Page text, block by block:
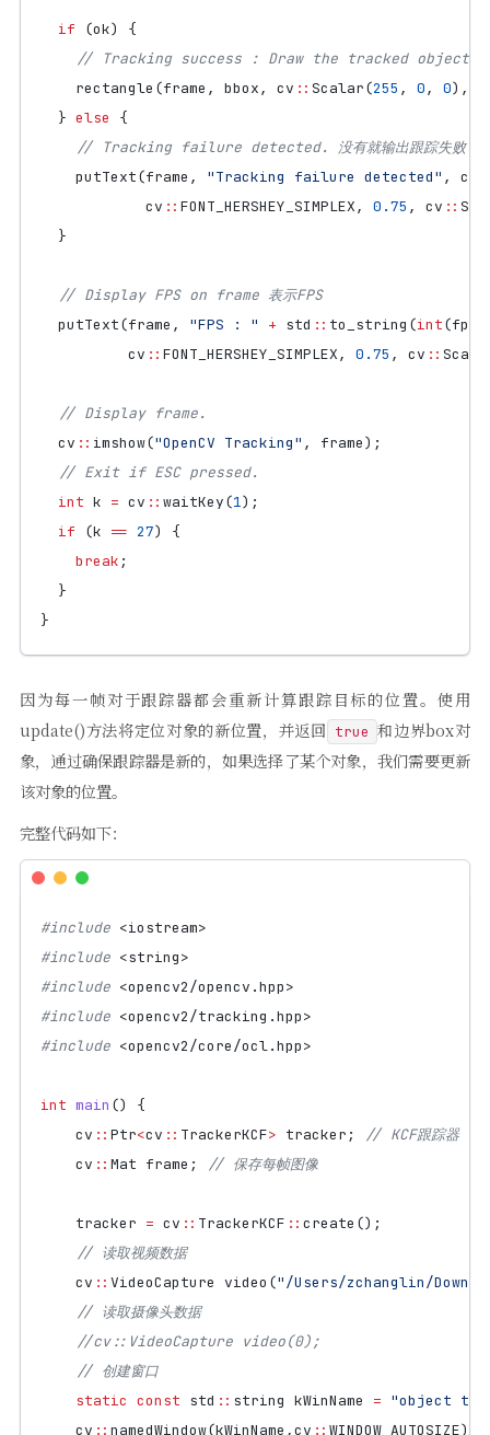
if (ok) {
rectangle (frame , bbox, cv :: Scalar(255 , 0, 0),
} else
{
putText(frame , "Tracking failure detected" , cv
cv :: FONT_HERSHEY_SIMPLEX, 0.75 , cv ::
}
putText(frame , "FPS : " + std :: to_string (int(fps
cv :: FONT_HERSHEY_SIMPLEX, 0.75 , cv ::
cv :: imshow("OpenCV Tracking" , frame);
int k = cv :: waitKey(1);
if
(k == 27)
{
break ;
}
}
因为每一帧对于跟踪器都会重新计算跟踪目标的位置。使用
update()方法将定位对象的新位置，并返回 true 和边界box对
象，通过确保跟踪器是新的，如果选择了某个对象，我们需要更新
该对象的位置。
完整代码如下：
#include <iostream>
#include <string>
#include <opencv2/opencv.hpp>
#include <opencv2/tracking.hpp>
#include <opencv2/core/ocl.hpp>
int main ()
{
cv :: Ptr<cv :: TrackerKCF> tracker ;
cv :: Mat frame ;
tracker = cv :: TrackerKCF :: create ();
cv :: VideoCapture video ("/Users/zchanglin/
static const std :: string kWinName = "object
cv :: namedWindow(kWinName ,cv :: WINDOW_AUTOSIZE);